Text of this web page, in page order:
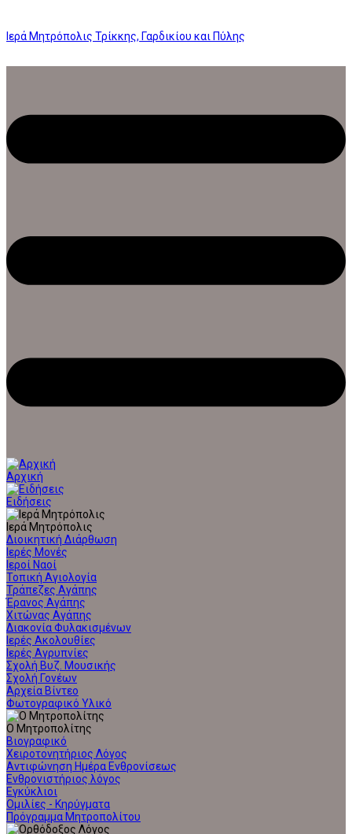
Ιερά Μητρόπολις Τρίκκης, Γαρδικίου και Πύλης
Αρχική
Ειδήσεις
Ιερά Μητρόπολις
Διοικητική Διάρθωση
Ιερές Μονές
Ιεροί Ναοί
Τοπική Αγιολογία
Τράπεζες Αγάπης
Έρανος Αγάπης
Χιτώνας Αγάπης
Διακονία Φυλακισμένων
Ιερές Ακολουθίες
Ιερές Αγρυπνίες
Σχολή Βυζ. Μουσικής
Σχολή Γονέων
Αρχεία Βίντεο
Φωτογραφικό Υλικό
Ο Μητροπολίτης
Βιογραφικό
Χειροτονητήριος Λόγος
Αντιφώνηση Ημέρα Ενθρονίσεως
Ενθρονιστήριος λόγος
Εγκύκλιοι
Ομιλίες - Κηρύγματα
Πρόγραμμα Μητροπολίτου